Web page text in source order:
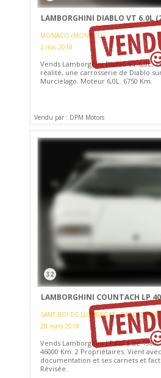
LAMBORGHINI DIABLO VT 6.0L
MONACO (MONACO)
2 mai 2018
Vends Lamborghini Diablo VT 6,0L.
réalité, une carrosserie de Diablo
Murcielago. Moteur 6,0L. 6750 Km.
Vendu par : DPM Motors
32
LAMBORGHINI COUNTACH LP
SANT BOI DE LLOBREGAT - BARCELONA
28 mars 2018
Vends Lamborghini LP400 S de
46000 Km. 2 Propriétaires. Vient
documentation et ses carnets et
Révisée.